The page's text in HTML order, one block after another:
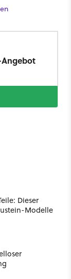
Angebot
Dieser
Modelle